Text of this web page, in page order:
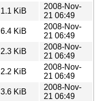
1.1 KiB
2008-Nov-
21 06:49
6.4 KiB
2008-Nov-
21 06:49
2.3 KiB
2008-Nov-
21 06:49
2.2 KiB
2008-Nov-
21 06:49
3.6 KiB
2008-Nov-
21 06:49